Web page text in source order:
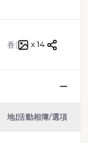
香港 路跑
x 14
地點 類型
活動相簿/選項